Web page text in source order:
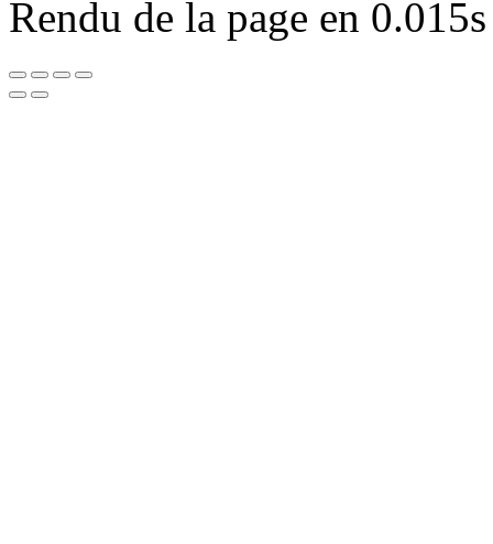
Rendu de la page en 0.015s